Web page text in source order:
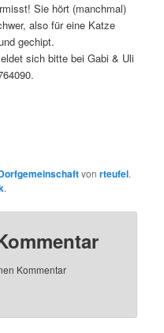
Sie hört (manchmal)
also für eine Katze
gechipt.
sich bitte bei Gabi & Uli
vonrteufel.
.
Kommentar